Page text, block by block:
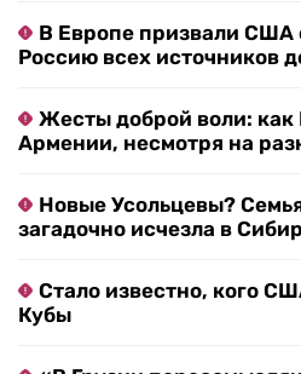
В Европе призвали США
Россию всех источников
Жесты доброй воли: как
Армении, несмотря на
Новые Усольцевы?
загадочно исчезла в
Стало известно, кого
Кубы